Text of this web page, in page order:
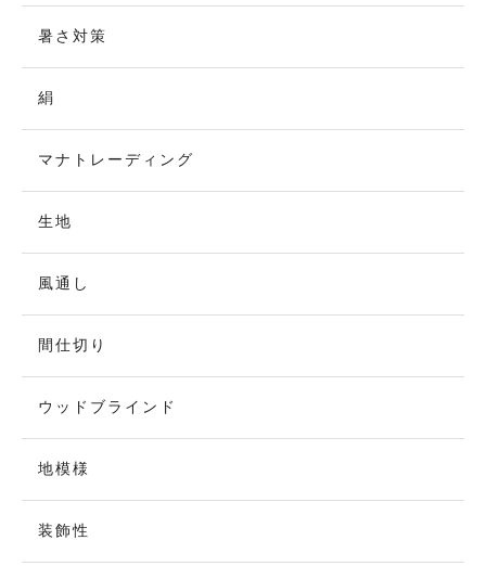
暑さ対策
絹
マナトレーディング
生地
風通し
間仕切り
ウッドブラインド
地模様
装飾性